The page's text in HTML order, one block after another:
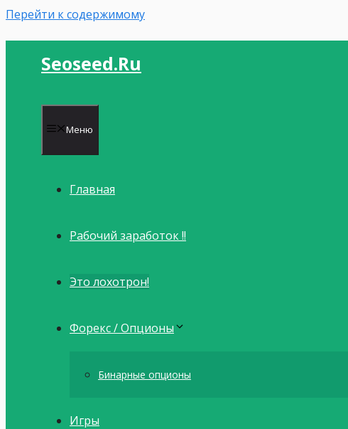
Перейти к содержимому
Seoseed.ru
Меню
Главная
Рабочий заработок !!
Это лохотрон!
Форекс / Опционы
Бинарные опционы
Игры